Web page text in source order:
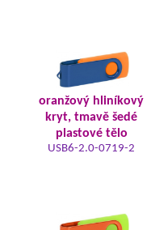
oranžový hliníkový
kryt, tmavě šedé
plastové tělo
USB6-2.0-0719-2